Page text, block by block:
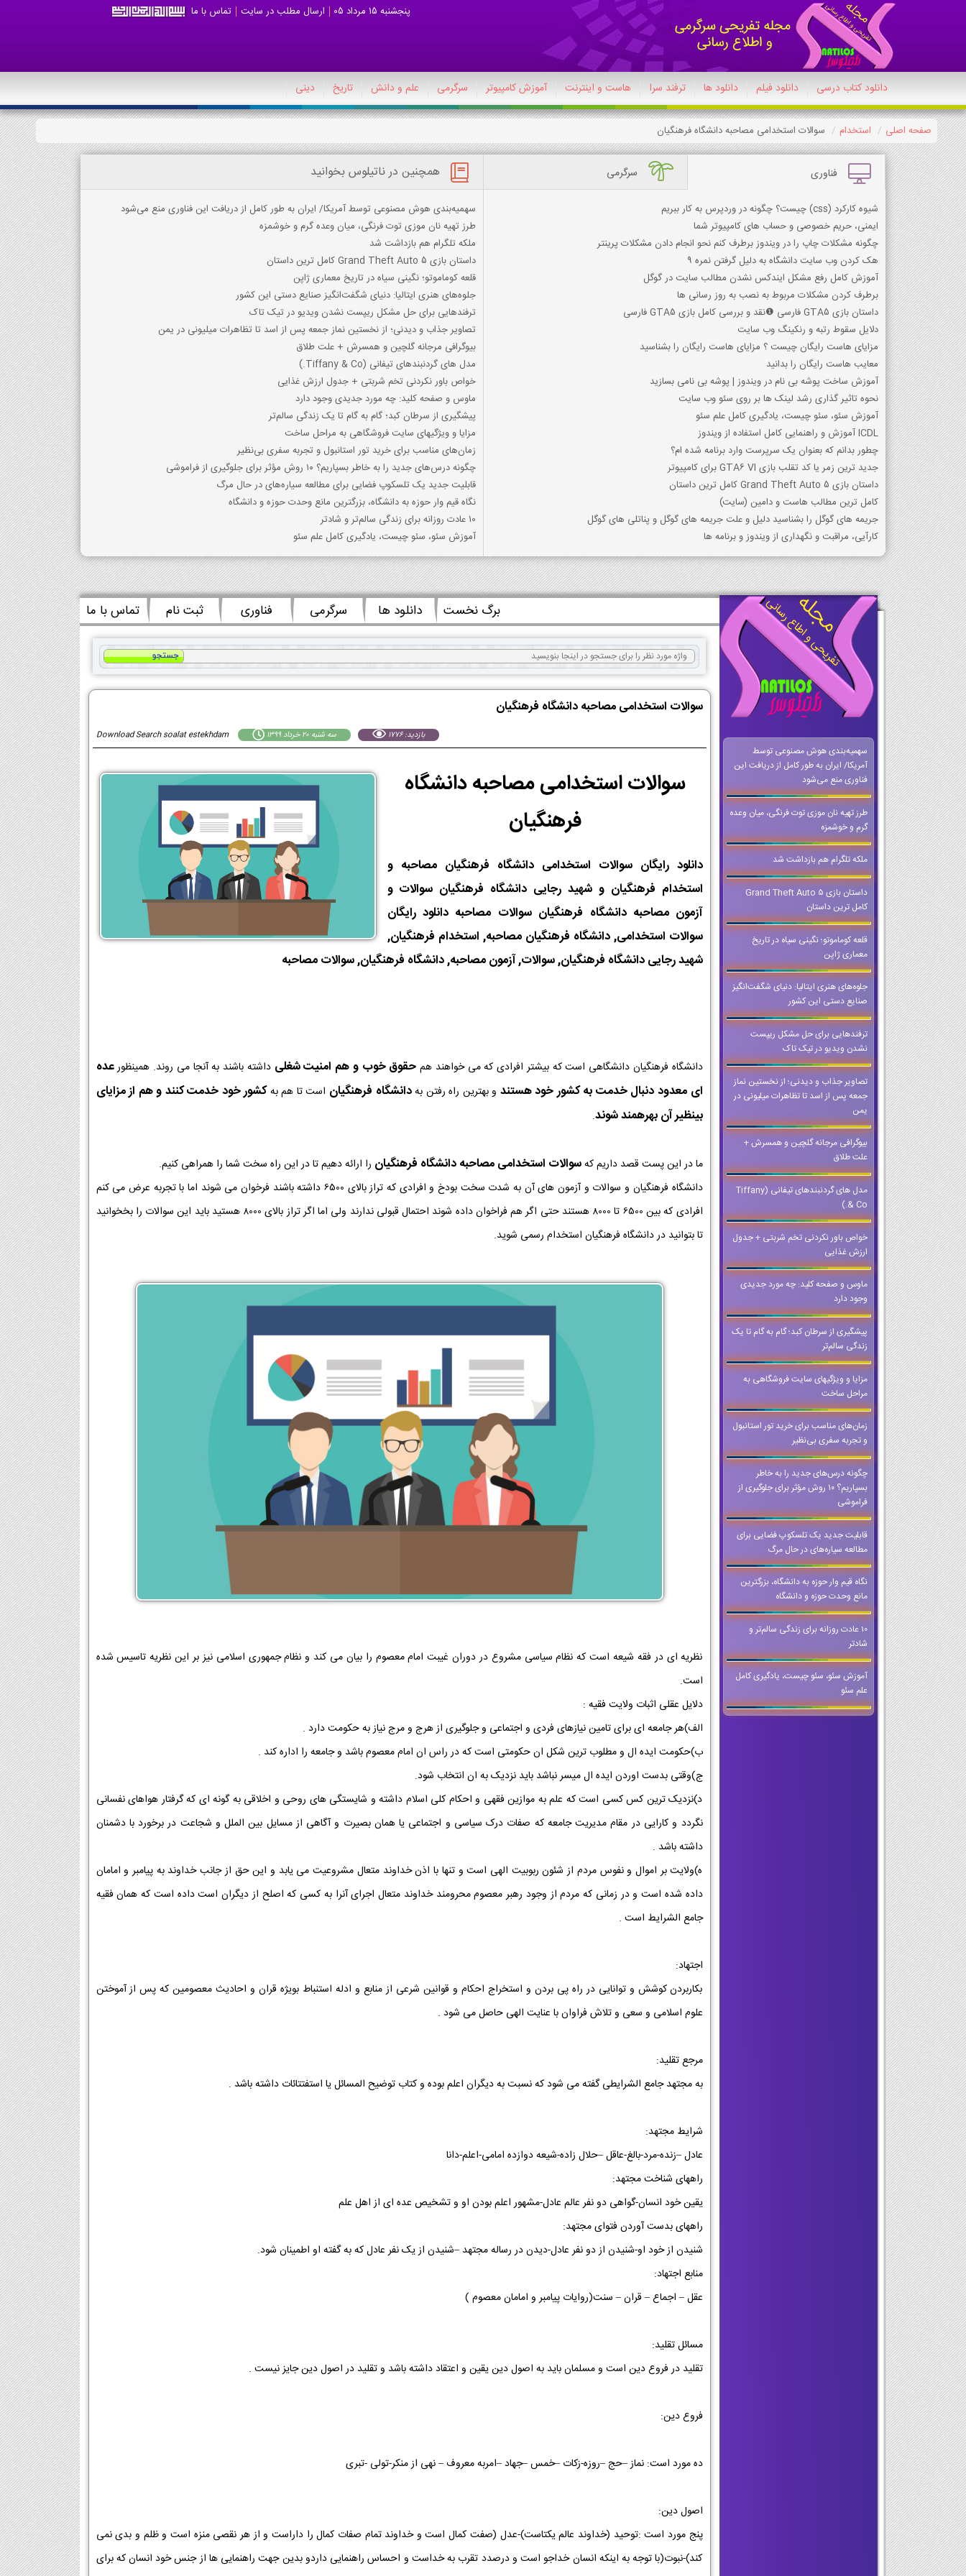
پنجشنبه 15 مرداد 05 ارسال مطلب در سایت تماس با ما
دانلود کتاب درسی دانلود فیلم دانلود ها ترفند سرا هاست و اینترنت آموزش کامپیوتر سرگرمی علم و دانش تاریخ دینی
صفحه اصلی استخدام سوالات استخدامی مصاحبه دانشگاه فرهنگیان
فناوری سرگرمی
شیوه کارکرد (css) چیست؟ چگونه در وردپرس به کار ببریم
ایمنی، حریم خصوصی و حساب های کامپیوتر شما
چگونه مشکلات چاپ را در ویندوز برطرف کنم نحو انجام دادن مشکلات پرینتر
هک کردن وب سایت دانشگاه به دلیل گرفتن نمره 9
آموزش کامل رفع مشکل ایندکس نشدن مطالب سایت در گوگل
برطرف کردن مشکلات مربوط به نصب به روز رسانی ها
داستان بازی GTA5 فارسی ❶نقد و بررسی کامل بازی GTA5 فارسی
دلایل سقوط رتبه و رنکینگ وب سایت
مزایای هاست رایگان چیست ؟ مزایای هاست رایگان را بشناسید
معایب هاست رایگان را بدانید
آموزش ساخت پوشه بی نام در ویندوز | پوشه بی نامی بسازید
نحوه تاثیر گذاری رشد لینک ها بر روی سئو وب سایت
آموزش سئو، سئو چیست، یادگیری کامل علم سئو
ICDL آموزش و راهنمایی کامل استفاده از ویندوز
چطور بدانم که بعنوان یک سرپرست وارد برنامه شده ام؟
جدید ترین زمر یا کد تقلب بازی GTA6 VI برای کامپیوتر
داستان بازی Grand Theft Auto 5 کامل ترین داستان
کامل ترین مطالب هاست و دامین (سایت)
جریمه های گوگل را بشناسید دلیل و علت جریمه های گوگل و پناتلی های گوگل
کارآیی، مراقبت و نگهداری از ویندوز و برنامه ها
همچنین در ناتیلوس بخوانید
سهمیه‌بندی هوش مصنوعی توسط آمریکا/ ایران به طور کامل از دریافت این فناوری منع می‌شود
طرز تهیه نان موزی توت فرنگی، میان وعده گرم و خوشمزه
ملکه تلگرام هم بازداشت شد
داستان بازی Grand Theft Auto 5 کامل ترین داستان
قلعه کوماموتو؛ نگینی سیاه در تاریخ معماری ژاپن
جلوه‌های هنری ایتالیا: دنیای شگفت‌انگیز صنایع دستی این کشور
ترفندهایی برای حل مشکل ریپست نشدن ویدیو در تیک تاک
تصاویر جذاب و دیدنی؛ از نخستین نماز جمعه پس از اسد تا تظاهرات میلیونی در یمن
بیوگرافی مرجانه گلچین و همسرش + علت طلاق
مدل های گردنبندهای تیفانی (Tiffany & Co.)
خواص باور نکردنی تخم شربتی + جدول ارزش غذایی
ماوس و صفحه کلید: چه مورد جدیدی وجود دارد
پیشگیری از سرطان کبد؛ گام به گام تا یک زندگی سالم‌تر
مزایا و ویژگیهای سایت فروشگاهی به مراحل ساخت
زمان‌های مناسب برای خرید تور استانبول و تجربه سفری بی‌نظیر
چگونه درس‌های جدید را به خاطر بسپاریم؟ ۱۰ روش مؤثر برای جلوگیری از فراموشی
قابلیت جدید یک تلسکوپ فضایی برای مطالعه سیاره‌های در حال مرگ
نگاه قیم وار حوزه به دانشگاه، بزرگترین مانع وحدت حوزه و دانشگاه
10 عادت روزانه برای زندگی سالم‌تر و شادتر
آموزش سئو، سئو چیست، یادگیری کامل علم سئو
سهمیه‌بندی هوش مصنوعی توسط
آمریکا/ ایران به طور کامل از دریافت این
فناوری منع می‌شود
طرز تهیه نان موزی توت فرنگی، میان وعده
گرم و خوشمزه
ملکه تلگرام هم بازداشت شد
داستان بازی Grand Theft Auto 5
کامل ترین داستان
قلعه کوماموتو؛ نگینی سیاه در تاریخ
معماری ژاپن
جلوه‌های هنری ایتالیا: دنیای شگفت‌انگیز
صنایع دستی این کشور
ترفندهایی برای حل مشکل ریپست
نشدن ویدیو در تیک تاک
تصاویر جذاب و دیدنی؛ از نخستین نماز
جمعه پس از اسد تا تظاهرات میلیونی در
یمن
بیوگرافی مرجانه گلچین و همسرش +
علت طلاق
مدل های گردنبندهای تیفانی (Tiffany
& Co.)
خواص باور نکردنی تخم شربتی + جدول
ارزش غذایی
ماوس و صفحه کلید: چه مورد جدیدی
وجود دارد
پیشگیری از سرطان کبد؛ گام به گام تا یک
زندگی سالم‌تر
مزایا و ویژگیهای سایت فروشگاهی به
مراحل ساخت
زمان‌های مناسب برای خرید تور استانبول
و تجربه سفری بی‌نظیر
چگونه درس‌های جدید را به خاطر
بسپاریم؟ ۱۰ روش مؤثر برای جلوگیری از
فراموشی
قابلیت جدید یک تلسکوپ فضایی برای
مطالعه سیاره‌های در حال مرگ
نگاه قیم وار حوزه به دانشگاه، بزرگترین
مانع وحدت حوزه و دانشگاه
10 عادت روزانه برای زندگی سالم‌تر و
شادتر
آموزش سئو، سئو چیست، یادگیری کامل
علم سئو
برگ نخست دانلود ها سرگرمی فناوری ثبت نام تماس با ما
سوالات استخدامی مصاحبه دانشگاه فرهنگیان
Download Search soalat estekhdam سه شنبه 20 خرداد 1399 بازدید: 1776
سوالات استخدامی مصاحبه دانشگاه
فرهنگیان
دانلود رایگان سوالات استخدامی دانشگاه فرهنگیان مصاحبه و
استخدام فرهنگیان و شهید رجایی دانشگاه فرهنگیان سوالات و
آزمون مصاحبه دانشگاه فرهنگیان سوالات مصاحبه دانلود رایگان
سوالات استخدامی, دانشگاه فرهنگیان مصاحبه, استخدام فرهنگیان,
شهید رجایی دانشگاه فرهنگیان, سوالات, آزمون مصاحبه, دانشگاه فرهنگیان, سوالات مصاحبه
دانشگاه فرهنگیان دانشگاهی است که بیشتر افرادی که می خواهند هم حقوق خوب و هم امنیت شغلی داشته باشند به آنجا می روند. همینظورعده
ای معدود دنبال خدمت به کشور خود هستند و بهترین راه رفتن بهدانشگاه فرهنگیان است تا هم بهکشور خود خدمت کنند و هم از مزایای
بینظیر آن بهرهمند شوند.
ما در این پست قصد داریم کهسوالات استخدامی مصاحبه دانشگاه فرهنگیان را ارائه دهیم تا در این راه سخت شما را همراهی کنیم.
دانشگاه فرهنگیان و سوالات و آزمون های آن به شدت سخت بودخ و افرادی که تراز بالای 6500 داشته باشند فرخوان می شوند اما با تجربه عرض می کنم
افرادی که بین 6500 تا 8000 هستند حتی اگر هم فراخوان داده شوند احتمال قبولی ندارند ولی اما اگر تراز بالای 8000 هستید باید این سوالات را بخخوانید
تا بتوانید در دانشگاه فرهنگیان استخدام رسمی شوید.
نظریه ای در فقه شیعه است که نظام سیاسی مشروع در دوران غیبت امام معصوم را بیان می کند و نظام جمهوری اسلامی نیز بر این نظریه تاسیس شده
است.
دلایل عقلی اثبات ولایت فقیه :
الف)هر جامعه ای برای تامین نیازهای فردی و اجتماعی و جلوگیری از هرج و مرج نیاز به حکومت دارد .
ب)حکومت ایده ال و مطلوب ترین شکل ان حکومتی است که در راس ان امام معصوم باشد و جامعه را اداره کند .
ج)وقتی بدست اوردن ایده ال میسر نباشد باید نزدیک به ان انتخاب شود.
د)نزدیک ترین کس کسی است که علم به موازین فقهی و احکام کلی اسلام داشته و شایستگی های روحی و اخلاقی به گونه ای که گرفتار هواهای نفسانی
نگردد و کارایی در مقام مدیریت جامعه که صفات درک سیاسی و اجتماعی یا همان بصیرت و آگاهی از مسایل بین الملل و شجاعت در برخورد با دشمنان
داشته باشد .
ه)ولایت بر اموال و نفوس مردم از شئون ربوبیت الهی است و تنها با اذن خداوند متعال مشروعیت می یابد و این حق از جانب خداوند به پیامبر و امامان
داده شده است و در زمانی که مردم از وجود رهبر معصوم محرومند خداوند متعال اجرای آنرا به کسی که اصلح از دیگران است داده است که همان فقیه
جامع الشرایط است .
اجتهاد:
بکاربردن کوشش و توانایی در راه پی بردن و استخراج احکام و قوانین شرعی از منابع و ادله استنباط بویژه قران و احادیث معصومین که پس از آموختن
علوم اسلامی و سعی و تلاش فراوان با عنایت الهی حاصل می شود .
مرجع تقلید:
به مجتهد جامع الشرایطی گفته می شود که نسبت به دیگران اعلم بوده و کتاب توضیح المسائل یا استفتتائات داشته باشد .
شرایط مجتهد:
عادل –زنده-مرد-بالغ-عاقل –حلال زاده-شیعه دوازده امامی-اعلم-دانا
راههای شناخت مجتهد:
یقین خود انسان-گواهی دو نفر عالم عادل-مشهور اعلم بودن او و تشخیص عده ای از اهل علم
راههای بدست آوردن فتوای مجتهد:
شنیدن از خود او-شنیدن از دو نفر عادل-دیدن در رساله مجتهد –شنیدن از یک نفر عادل که به گفته او اطمینان شود.
منابع اجتهاد:
عقل – اجماع – قران – سنت(روایات پیامبر و امامان معصوم )
مسائل تقلید:
تقلید در فروع دین است و مسلمان باید به اصول دین یقین و اعتقاد داشته باشد و تقلید در اصول دین جایز نیست .
فروع دین:
ده مورد است: نماز –حج –روزه-زکات –خمس –جهاد –امربه معروف – نهی از منکر-تولی -تبری
اصول دین:
پنج مورد است :توحید (خداوند عالم یکتاست)-عدل (صفت کمال است و خداوند تمام صفات کمال را داراست و از هر نقصی منزه است و ظلم و بدی نمی
کند)-نبوت(با توجه به اینکه انسان خداجو است و درصدد تقرب به خداست و احساس راهنمایی داردو بدین جهت راهنمایی ها از جنس خود انسان که برای